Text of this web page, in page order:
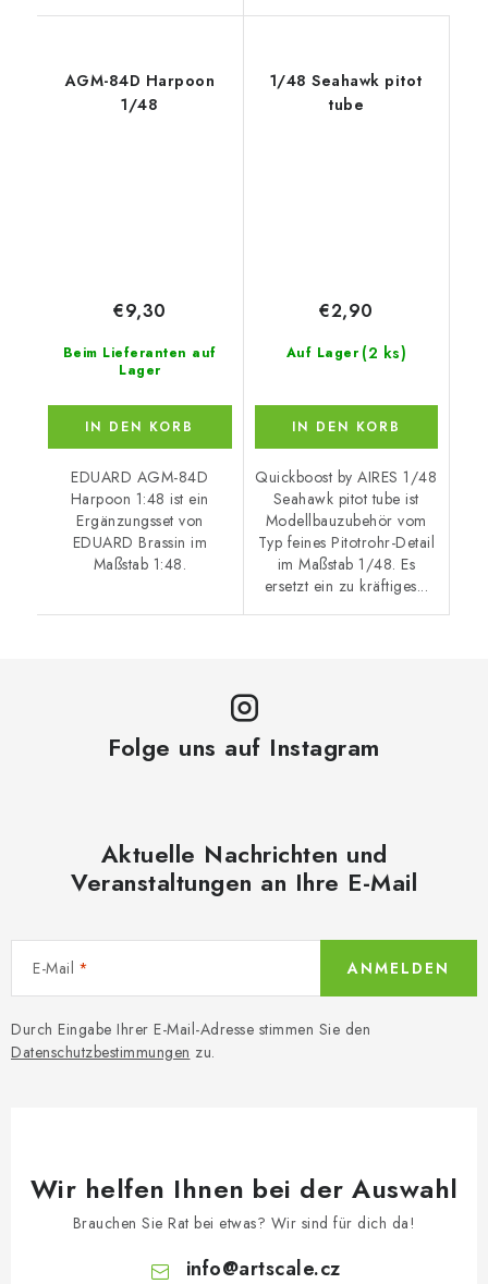
AGM-84D Harpoon
1/48
Beim Lieferanten auf
Lager
€9,30
IN DEN KORB
EDUARD AGM-84D
Harpoon 1:48 ist ein
Ergänzungsset von
EDUARD Brassin im
Maßstab 1:48.
1/48 Seahawk pitot
tube
Auf Lager (2 ks)
€2,90
IN DEN KORB
Quickboost by AIRES 1/48
Seahawk pitot tube ist
Modellbauzubehör vom
Typ feines Pitotrohr-Detail
im Maßstab 1/48. Es
ersetzt ein zu kräftiges...
Folge uns auf Instagram
Aktuelle Nachrichten und
Veranstaltungen an Ihre E-Mail
E-Mail
Durch Eingabe Ihrer E-Mail-Adresse stimmen Sie den
Datenschutzbestimmungen zu.
ANMELDEN
Wir helfen Ihnen bei der Auswahl
Brauchen Sie Rat bei etwas? Wir sind für dich da!
info@artscale.cz